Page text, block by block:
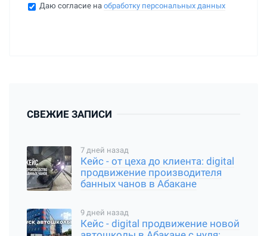
Даю согласие наобработку персональных данных
СВЕЖИЕ ЗАПИСИ
7 дней назад
Кейс - от цеха до клиента: digital
продвижение производителя
банных чанов в Абакане
9 дней назад
Кейс - digital продвижение новой